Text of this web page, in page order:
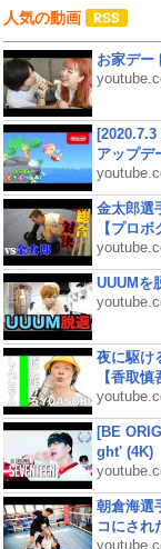
人気の動画
お家デー
アップデ
金太郎選
【プロ
UUUMを
夜に駆け
【香取慎
[BE
ght' (4K)
朝倉海選
コにされ